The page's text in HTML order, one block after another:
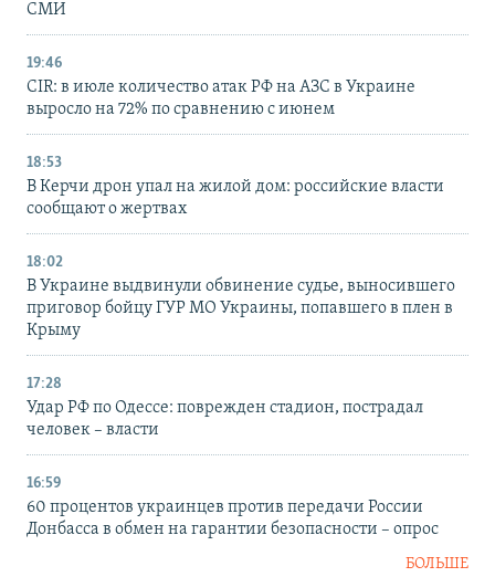
СМИ
19:46
CIR: в июле количество атак РФ на АЗС в Украине
выросло на 72% по сравнению с июнем
18:53
В Керчи дрон упал на жилой дом: российские власти
сообщают о жертвах
18:02
В Украине выдвинули обвинение судье, выносившего
приговор бойцу ГУР МО Украины, попавшего в плен в
Крыму
17:28
Удар РФ по Одессе: поврежден стадион, пострадал
человек – власти
16:59
60 процентов украинцев против передачи России
Донбасса в обмен на гарантии безопасности – опрос
БОЛЬШЕ